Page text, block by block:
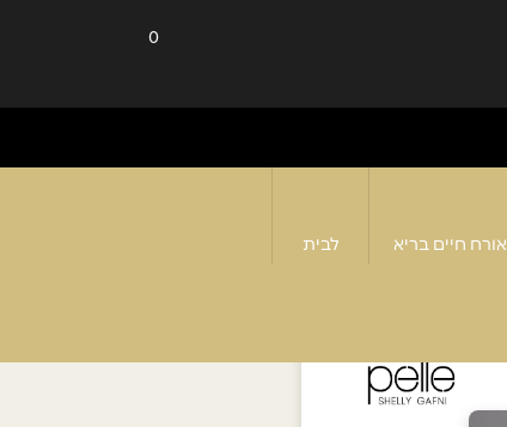
0
אורח חיים בריא לבית